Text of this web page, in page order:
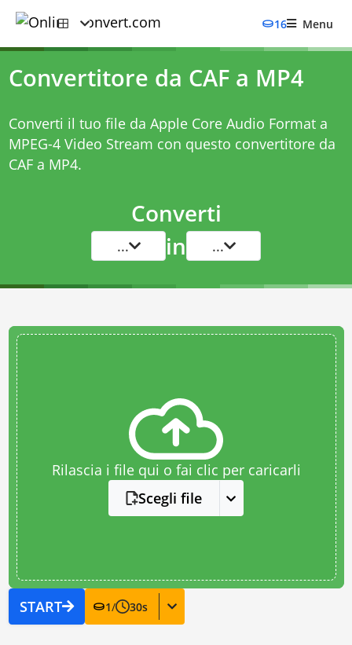
16 Menu
Convertitore da CAF a MP4
Converti il tuo file da Apple Core Audio Format a
MPEG-4 Video Stream con questo convertitore da
CAF a MP4.
Converti
... in ...
Rilascia i file qui o fai clic per caricarli
Scegli file
START 1/ 30s